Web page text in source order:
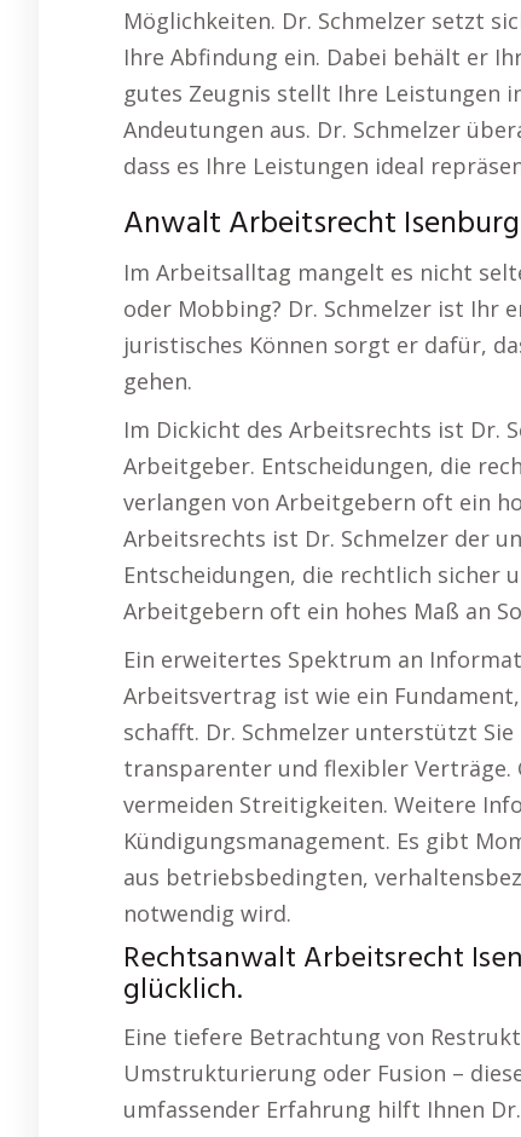
Möglichkeiten. Dr. Schmelzer setzt
Ihre Abfindung ein. Dabei behält er
gutes Zeugnis stellt Ihre Leistungen
Andeutungen aus. Dr. Schmelzer
dass es Ihre Leistungen ideal
Anwalt Arbeitsrecht
Im Arbeitsalltag mangelt es nicht
oder Mobbing? Dr. Schmelzer ist Ihr
juristisches Können sorgt er dafür,
gehen.
Im Dickicht des Arbeitsrechts ist Dr.
Arbeitgeber. Entscheidungen, die
verlangen von Arbeitgebern oft ein
Arbeitsrechts ist Dr. Schmelzer der
Entscheidungen, die rechtlich sicher
Arbeitgebern oft ein hohes Maß an
Ein erweitertes Spektrum an
Arbeitsvertrag ist wie ein
schafft. Dr. Schmelzer unterstützt
transparenter und flexibler Verträge.
vermeiden Streitigkeiten. Weitere
Kündigungsmanagement. Es gibt
aus betriebsbedingten,
notwendig wird.
Rechtsanwalt Arbeitsrecht
glücklich.
Eine tiefere Betrachtung von
Umstrukturierung oder Fusion –
umfassender Erfahrung hilft Ihnen